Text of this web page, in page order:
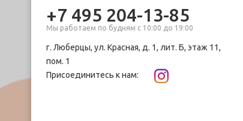
+7 495 204-13-85
Мы работаем по будням с 10:00 до 19:00
г. Люберцы, ул. Красная, д. 1, лит. Б, этаж 11,
пом. 1
Присоединитесь к нам: